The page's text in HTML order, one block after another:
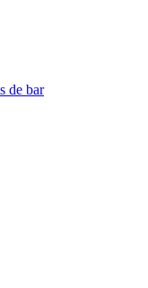
de bar